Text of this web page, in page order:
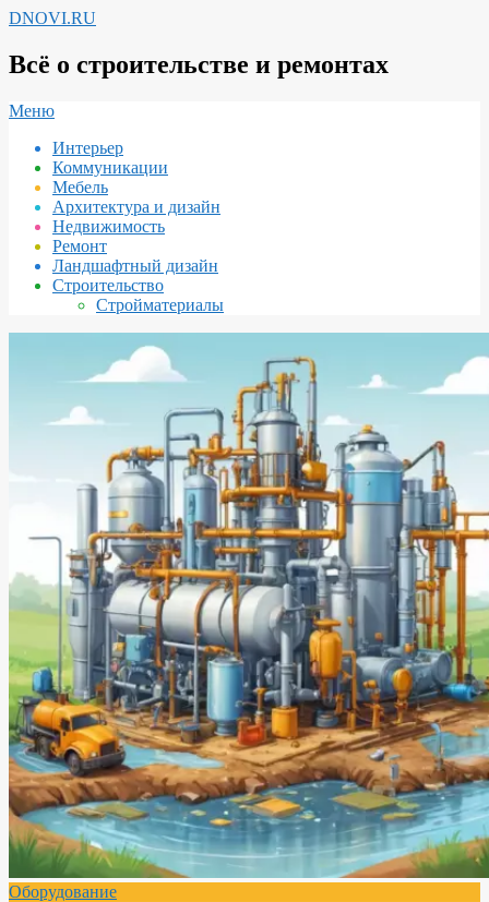
Перейти
содержимому
DNOVI.RU
Всё о строительстве и ремонтах
Вторичное
навигации
Меню
Интерьер
Коммуникации
Мебель
Архитектура и дизайн
Недвижимость
Ремонт
Ландшафтный дизайн
Строительство
Стройматериалы
Оборудование